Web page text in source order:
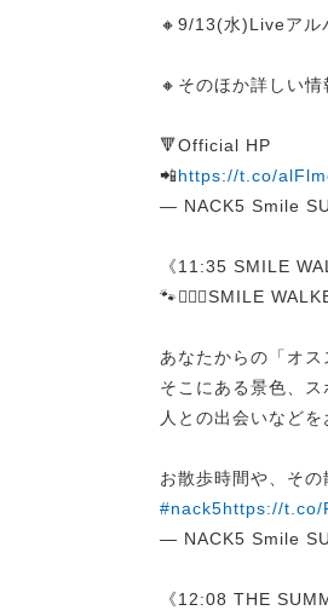
🔸9/13(水)Liveアル
🔸そのほか詳しい
🔻Official HP
📲https://t.co/
— NACK5 Smile
《11:35 SMILE
🐾🚶🏻‍♀️SMILE
あなたからの「オス
そこにある景色、ス
人との出会いなど
お散歩時間や、そ
#nack5https://t.co/
— NACK5 Smile
《12:08 THE